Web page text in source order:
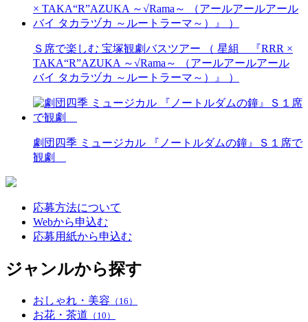
Ｓ席で楽しむ 宝塚観劇バスツアー （ 星組 『RRR ×
TAKA“R”AZUKA ～√Rama～ （アールアールアール
バイ タカラヅカ ～ルートラーマ～）』 ）
劇団四季 ミュージカル 『ノートルダムの鐘』Ｓ１席で
観劇
応募方法について
Webから申込む
応募用紙から申込む
ジャンルから探す
おしゃれ・美容 （16）
お花・茶道 （10）